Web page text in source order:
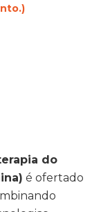
do
é ofertado